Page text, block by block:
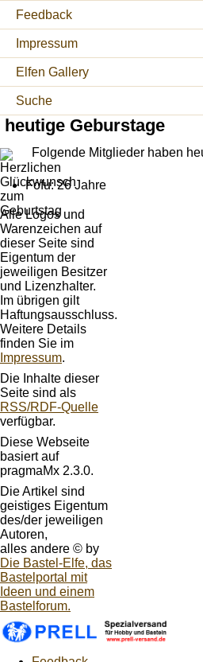
Feedback
Impressum
Elfen Gallery
Suche
heutige Geburstage
Folgende Mitglieder haben
Fofu: 26 Jahre
Alle Logos und
Warenzeichen auf
dieser Seite sind
Eigentum der
jeweiligen Besitzer
und Lizenzhalter.
Im übrigen gilt
Haftungsausschluss.
Weitere Details
finden Sie im
Impressum.
Die Inhalte dieser
Seite sind als
RSS/RDF-Quelle
verfügbar.
Diese Webseite
basiert auf
pragmaMx 2.3.0.
Die Artikel sind
geistiges Eigentum
des/der jeweiligen
Autoren,
alles andere © by
Die Bastel-Elfe, das
Bastelportal mit
Ideen und einem
Bastelforum.